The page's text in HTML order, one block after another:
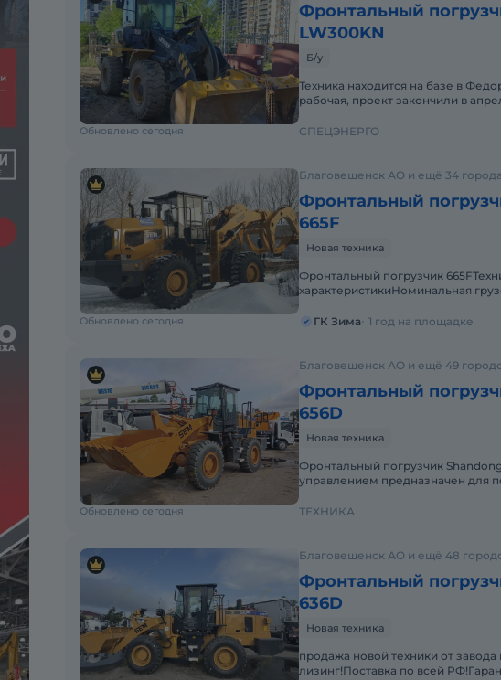
Фронтальный
LW300KN
Б/у
Техника находится на базе в
рабочая, проект закончили в
Обновлено сегодня СПЕЦЭНЕРГО
Благовещенск АО и ещё 34 города
Фронтальный
665F
Новая техника
Фронтальный погрузчик
характеристикиНоминальная
м³Колёсная б
Обновлено сегодня ГК Зима 1 год на площадке
Благовещенск АО и ещё 49
Фронтальный
656D
Новая техника
Фронтальный погрузчик
управлением предназначен для
Обновлено сегодня ТЕХНИКА
Благовещенск АО и ещё 48
Фронтальный
636D
Новая техника
продажа новой техники от
лизинг!Поставка по всей